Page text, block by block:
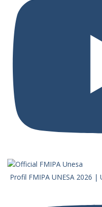
Profil FMIPA UNESA 2026 |